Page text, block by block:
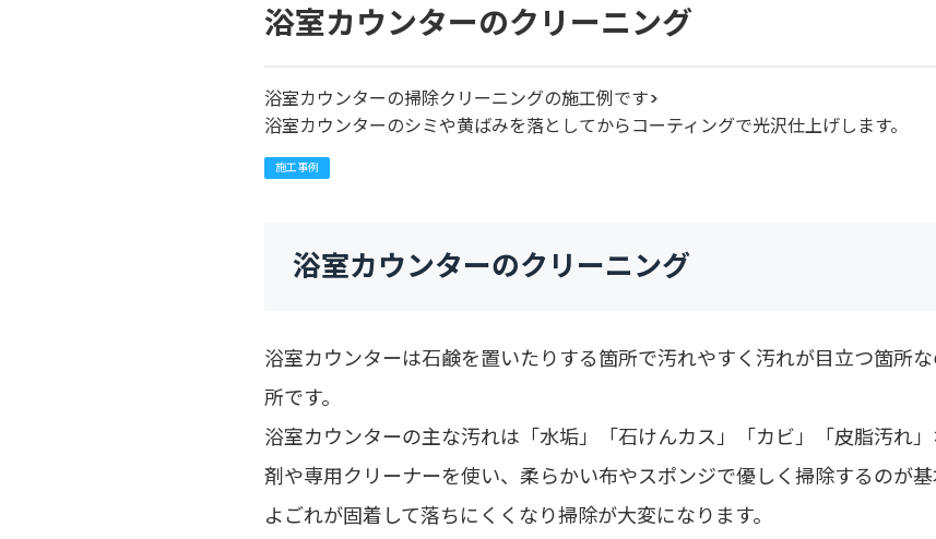
浴室カウンターのクリーニング
浴室カウンターの掃除クリーニングの施工例です>
浴室カウンターのシミや黄ばみを落としてからコーティングで光沢仕上げします。
施工事例
浴室カウンターのクリーニング
浴室カウンターは石鹸を置いたりする箇所で汚れやすく汚れが目立つ箇所
所です。
浴室カウンターの主な汚れは「水垢」「石けんカス」「カビ」「皮脂汚れ
剤や専用クリーナーを使い、柔らかい布やスポンジで優しく掃除するのが
よごれが固着して落ちにくくなり掃除が大変になります。